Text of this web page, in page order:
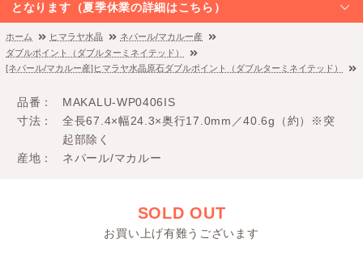
となります（夏季休業の詳細はこちら）
ホーム ヒマラヤ水晶
ネパール/マカルー産
ダブルポイント（ダブルターミネイテッド）
[ネパール/マカルー産]ヒマラヤ水晶原石ダブルポイント（ダブルターミネイテッド）
品番
MAKALU-WP0406IS
寸法
全長67.4×幅24.3×奥行17.0mm／40.6g（約）※突
起部除く
産地
ネパール/マカルー
SOLD OUT
お買い上げ有難うございます